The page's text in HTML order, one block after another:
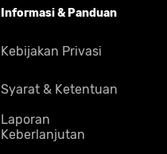
Informasi & Panduan
Kebijakan Privasi
Syarat & Ketentuan
Laporan
Keberlanjutan